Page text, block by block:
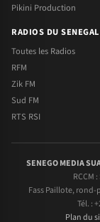
Pikini Production
RADIOS DU SENEGAL
Toutes les Radios
RFM
Zik FM
Sud FM
RTS RSI
SENEGO MEDIA
RCCM
Fass Paillote, rond-
Tél. :
Plan du